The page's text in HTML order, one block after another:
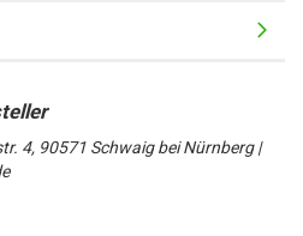
4, 90571 Schwaig bei Nürnberg |